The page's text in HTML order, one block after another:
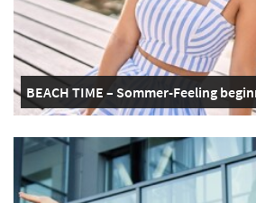
BEACH TIME – Sommer-Feeling